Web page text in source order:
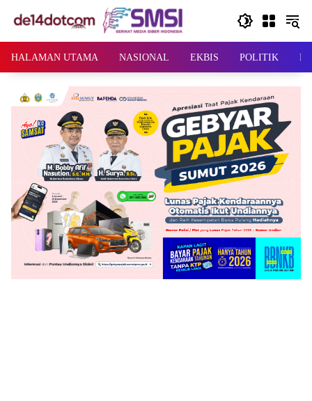
HALAMAN UTAMA NASIONAL EKBIS POLITIK